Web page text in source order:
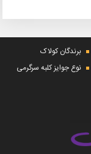
برندگان کولاک
نوع جوایز کلبه سرگرمی